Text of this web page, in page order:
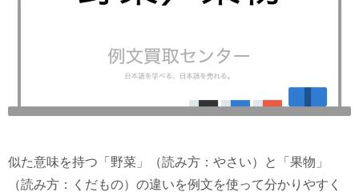
似た意味を持つ「野菜」（読み方：やさい）と「果物」
（読み方：くだもの）の違いを例文を使って分かりやすく